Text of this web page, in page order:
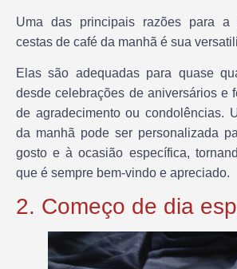
Uma das principais razões para a
cestas de café da manhã é sua
Elas são adequadas para quase
desde celebrações de aniversários e
de agradecimento ou condolências.
da manhã pode ser personalizada
gosto e à ocasião específica,
que é sempre bem-vindo e apreciado.
2. Começo de dia